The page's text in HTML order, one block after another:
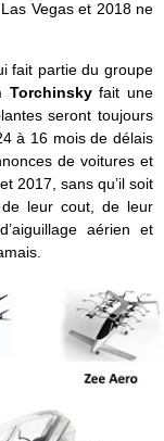
Vegas et 2018 ne
fait partie du groupe
Torchinskyfait une
seront toujours
à 16 mois de délais
de voitures et
2017, sans qu’il soit
de leur cout, de leur
aérien et